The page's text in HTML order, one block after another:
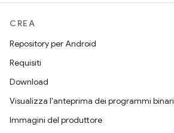
CREA
Repository per Android
Requisiti
Download
Visualizza l'anteprima dei programmi binari
Immagini del produttore